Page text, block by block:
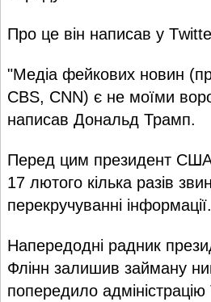
Про це він написав у
"Медіа фейкових новин
CBS, CNN) є не моїми
написав Дональд Трамп.
Перед цим президент США
17 лютого кілька разів
перекручуванні інформації.
Напередодні радник
Флінн залишив займану
попередило